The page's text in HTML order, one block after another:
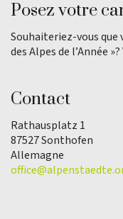
Posez votre
Souhaiteriez-vous que
des Alpes de l’Année
Contact
Rathausplatz 1
87527 Sonthofen
Allemagne